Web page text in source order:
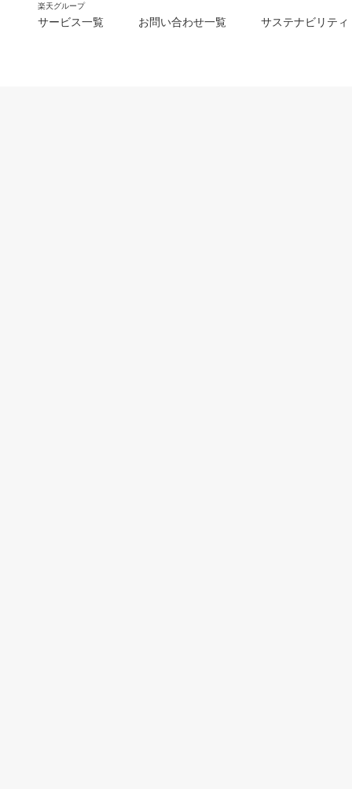
楽天グループ
サービス一覧 お問い合わせ一覧 サステナビリティ